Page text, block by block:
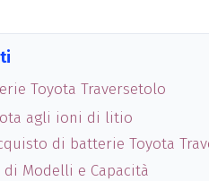
Toyota Traversetolo
agli ioni di litio
di batterie Toyota
di Modelli e Capacità